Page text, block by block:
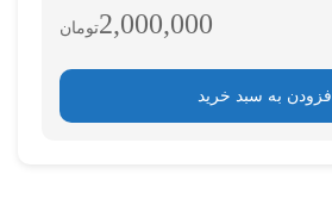
تومان2,000,000
افزودن به سبد خرید